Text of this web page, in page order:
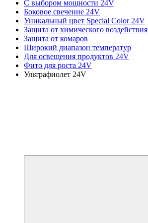
С выбором мощности 24V
Боковое свечение 24V
Уникальный цвет Special Color 24V
Защита от химического воздействия
Защита от комаров
Широкий диапазон температур
Для освещения продуктов 24V
Фито для роста 24V
Ультрафиолет 24V